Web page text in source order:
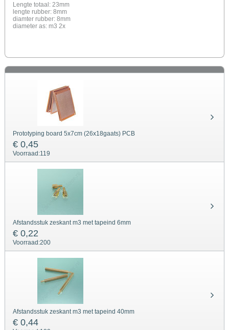
Lengte totaal: 23mm
lengte rubber: 8mm
diamter rubber: 8mm
diameter as: m3 2x
Prototyping board 5x7cm (26x18gaats) PCB
€ 0,45
Voorraad:119
Afstandsstuk zeskant m3 met tapeind 6mm
€ 0,22
Voorraad:200
Afstandsstuk zeskant m3 met tapeind 40mm
€ 0,44